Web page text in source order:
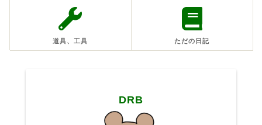
道具、工具 ただの日記
DRB